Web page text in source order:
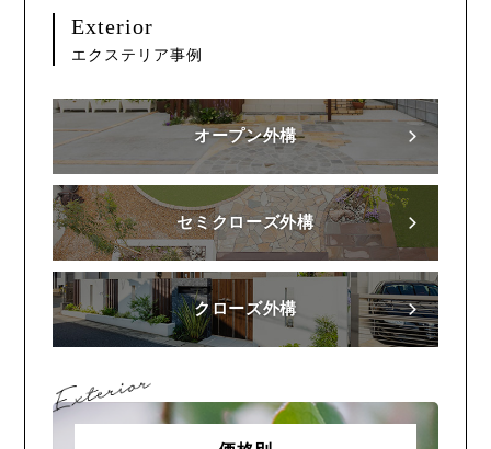
Exterior
エクステリア事例
オープン外構
セミクローズ外構
クローズ外構